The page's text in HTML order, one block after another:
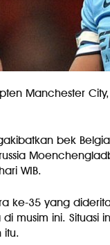
Manchester
bek
WIB.
ke-35 yang
musim ini. Situasi
itu.